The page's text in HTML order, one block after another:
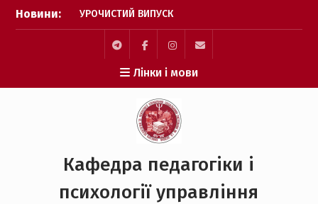
Перейти
Новини:
УРОЧИСТИЙ ВИПУСК
БАКАЛАВРІВ 2026
Психологія без кордонів:
вступай та відкривай
шлях до навчання в
Німеччині
НАУКОВИЙ УСПІХ КАФЕДРИ
ВСЕУКРАЇНСЬКОМУ РІВНІ
ВІД СТУДЕНТА ДО ДОКТОРА
ФІЛОСОФІЇ
УСПІШНЕ ЗДОБУТТЯ
СТУПЕНЯ PhD З
TelegramfacebookInstagram
Mail
Лінки і мови
Кафедра педагогіки і
психології управління